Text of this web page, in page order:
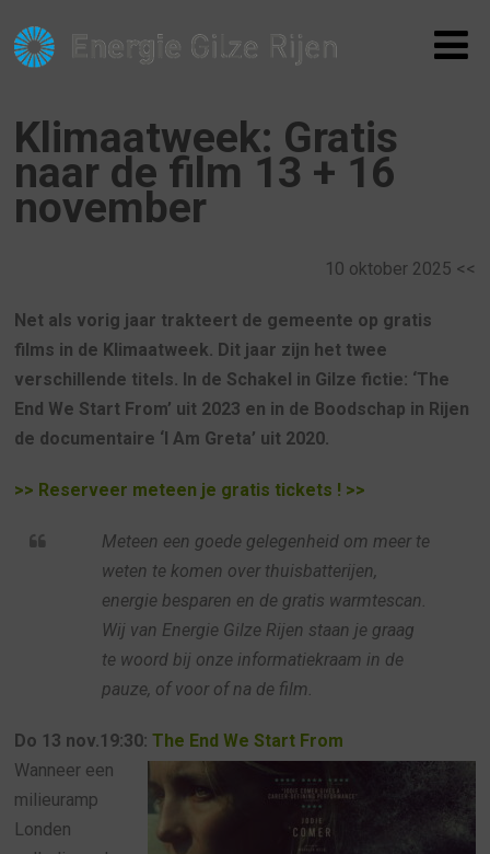
Klimaatweek: Gratis
naar de film 13 + 16
november
10 oktober 2025 <<
Net als vorig jaar trakteert de gemeente op gratis
films in de Klimaatweek. Dit jaar zijn het twee
verschillende titels. In de Schakel in Gilze fictie: ‘The
End We Start From’ uit 2023 en in de Boodschap in Rijen
de documentaire ‘I Am Greta’ uit 2020.
>> Reserveer meteen je gratis tickets ! >>
Meteen een goede gelegenheid om meer te
weten te komen over thuisbatterijen,
energie besparen en de gratis warmtescan.
Wij van Energie Gilze Rijen staan je graag
te woord bij onze informatiekraam in de
pauze, of voor of na de film.
Do 13 nov.19:30:The End We Start From
Wanneer een
milieuramp
Londen